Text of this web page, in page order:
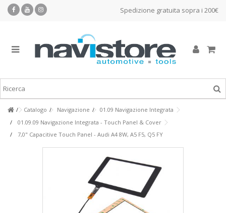
Spedizione gratuita sopra i 200€
Catalogo Navigazione
01.09 Navigazione Integrata
01.09.09 Navigazione Integrata - Touch Panel & Cover
7,0" Capacitive Touch Panel - Audi A4 8W, A5 F5, Q5 FY